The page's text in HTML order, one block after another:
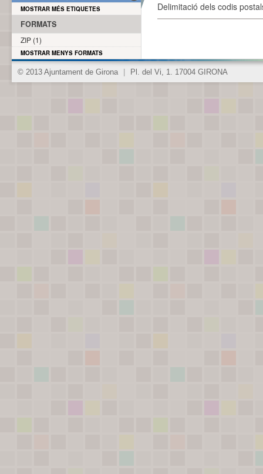
Delimitació dels codis
MOSTRAR MÉS ETIQUETES
FORMATS
ZIP (1)
MOSTRAR MENYS FORMATS
© 2013 Ajuntament de Girona Pl. del Vi, 1. 17004 GIRONA